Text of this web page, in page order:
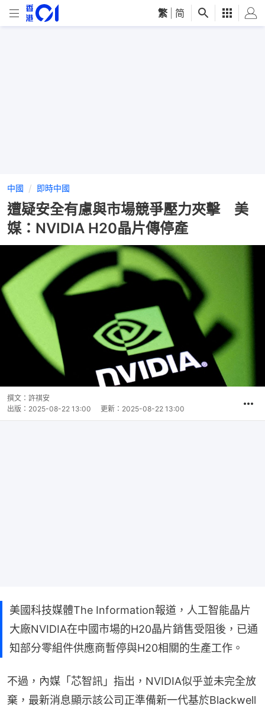
繁 简
中國 即時中國
遭疑安全有慮與市場競爭壓力夾擊 美
媒：NVIDIA H20晶片傳停產
撰文： 許祺安
出版： 2025-08-22 13:00 更新： 2025-08-22 13:00
美國科技媒體The Information報道，人工智能晶片
大廠NVIDIA在中國市場的H20晶片銷售受阻後，已通
知部分零組件供應商暫停與H20相關的生產工作。
不過，內媒「芯智訊」指出，NVIDIA似乎並未完全放
棄，最新消息顯示該公司正準備新一代基於Blackwell